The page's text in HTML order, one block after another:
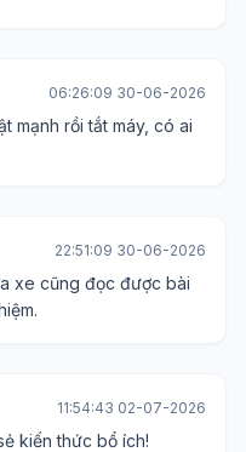
06:26:09 30-06-2026
mạnh rồi tắt máy, có ai
22:51:09 30-06-2026
xe cũng đọc được bài
11:54:43 02-07-2026
kiến thức bổ ích!